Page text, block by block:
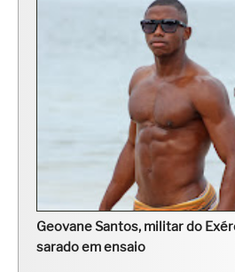
Geovane Santos, militar do
sarado em ensaio